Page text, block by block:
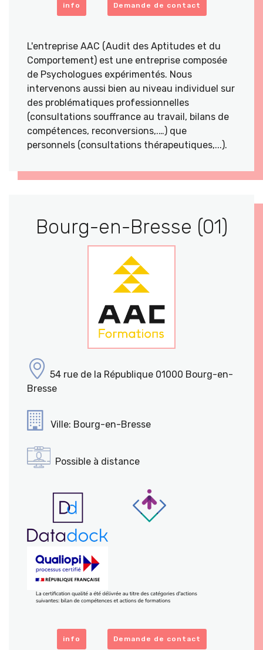
info Demande de contact
L'entreprise AAC (Audit des Aptitudes et du
Comportement) est une entreprise composée
de Psychologues expérimentés. Nous
intervenons aussi bien au niveau individuel sur
des problématiques professionnelles
(consultations souffrance au travail, bilans de
compétences, reconversions,.…) que
personnels (consultations thérapeutiques,...).
Bourg-en-Bresse (01)
54 rue de la République 01000 Bourg-en-
Bresse
Ville: Bourg-en-Bresse
Possible à distance
info Demande de contact